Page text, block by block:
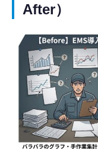
After）